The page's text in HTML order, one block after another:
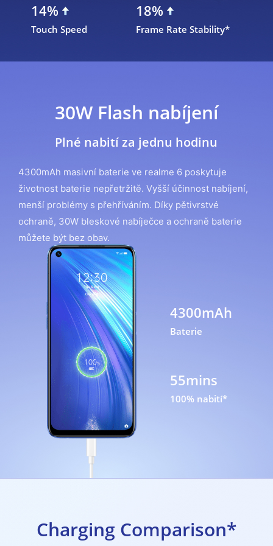
14%
Touch Speed
18%
Frame Rate Stability*
30W Flash nabíjení
Plné nabití za jednu hodinu
4300mAh masivní baterie ve realme 6 poskytuje
životnost baterie nepřetržitě. Vyšší účinnost nabíjení,
menší problémy s přehříváním. Díky pětivrstvé
ochraně, 30W bleskové nabíječce a ochraně baterie
můžete být bez obav.
4300mAh
Baterie
55mins
100% nabití*
Charging Comparison*